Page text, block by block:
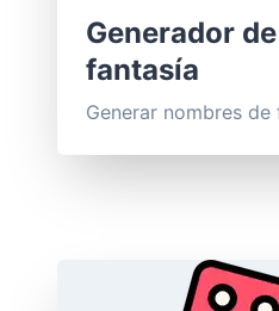
Generador
fantasía
Generar nombres